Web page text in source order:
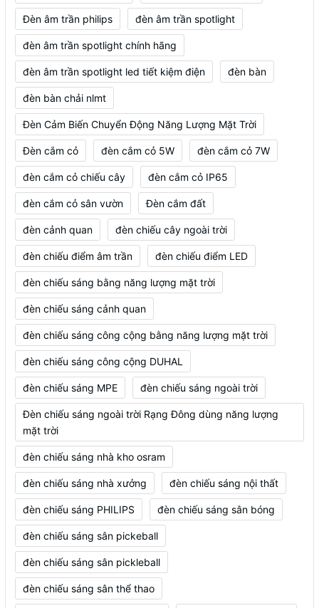
Đèn âm trần philips đèn âm trần spotlight
đèn âm trần spotlight chính hãng
đèn âm trần spotlight led tiết kiệm điện đèn bàn
đèn bàn chải nlmt
Đèn Cảm Biến Chuyển Động Năng Lượng Mặt Trời
Đèn cắm cỏ đèn cắm cỏ 5W đèn cắm cỏ 7W
đèn cắm cỏ chiếu cây đèn cắm cỏ IP65
đèn cắm cỏ sân vườn Đèn cắm đất
đèn cảnh quan đèn chiếu cây ngoài trời
đèn chiếu điểm âm trần đèn chiếu điểm LED
đèn chiếu sáng bằng năng lượng mặt trời
đèn chiếu sáng cảnh quan
đèn chiếu sáng công cộng bằng năng lượng mặt trời
đèn chiếu sáng công cộng DUHAL
đèn chiếu sáng MPE đèn chiếu sáng ngoài trời
Đèn chiếu sáng ngoài trời Rạng Đông dùng năng lượng
mặt trời
đèn chiếu sáng nhà kho osram
đèn chiếu sáng nhà xưởng đèn chiếu sáng nội thất
đèn chiếu sáng PHILIPS đèn chiếu sáng sân bóng
đèn chiếu sáng sân pickeball
đèn chiếu sáng sân pickleball
đèn chiếu sáng sân thể thao